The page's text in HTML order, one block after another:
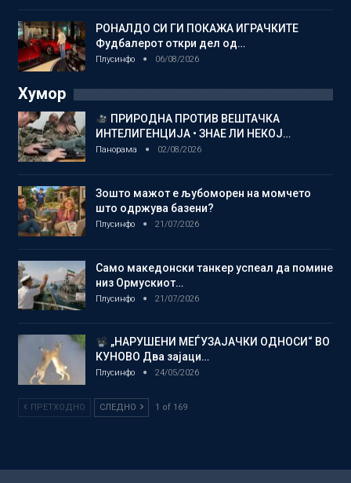
РОНАЛДО СИ ГИ ПОКАЖА ИГРАЧКИТЕ
Фудбалерот откри дел од…
Плусинфо 06/08/2026
Хумор
ПРИРОДНА ПРОТИВ ВЕШТАЧКА
ИНТЕЛИГЕНЦИЈА • ЗНАЕ ЛИ НЕКОЈ…
Панорама 02/08/2026
Зошто мажот е љубоморен на момчето
што одржува базени?
Плусинфо 21/07/2026
Само македонски танкер успеал да помине
низ Ормускиот…
Плусинфо 21/07/2026
„НАРУШЕНИ МЕЃУЗАЈАЧКИ ОДНОСИ“ ВО
КУНОВО Два зајаци…
Плусинфо 24/05/2026
ПРЕТХОДНО СЛЕДНО 1 of 169